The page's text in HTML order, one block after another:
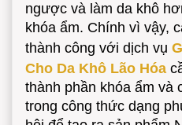
ngược và làm da khô
khóa ẩm. Chính vì vậy,
thành công với dịch vụ
Cho Da Khô Lão Hóa
thành phần khóa ẩm và
trong công thức dạng